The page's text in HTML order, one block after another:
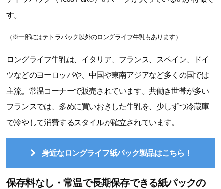
す。
（※一部にはテトラパック以外のロングライフ牛乳もあります）
ロングライフ牛乳は、イタリア、フランス、スペイン、ドイ
ツなどのヨーロッパや、中国や東南アジアなど多くの国では
主流。常温コーナーで販売されています。共働き世帯が多い
フランスでは、多めに買いおきした牛乳を、少しずつ冷蔵庫
で冷やして消費するスタイルが確立されています。
身近なロングライフ紙パック製品はこちら！
保存料なし・常温で長期保存できる紙パックの